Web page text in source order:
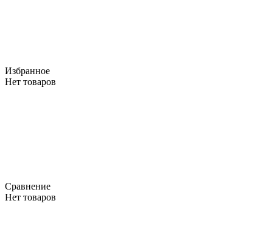
Избранное
Нет товаров
Сравнение
Нет товаров